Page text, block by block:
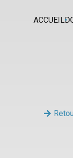
ACCUEIL